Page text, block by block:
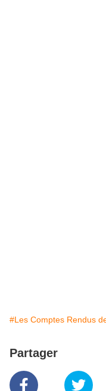
#Les Comptes Rendus
Partager